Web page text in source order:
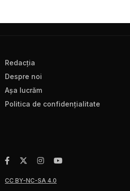
Redacţia
Despre noi
Aşa lucrăm
Politica de confidenţialitate
CC BY-NC-SA 4.0